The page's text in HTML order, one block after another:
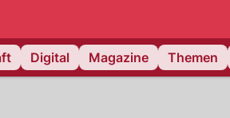
Digital Magazine Themen